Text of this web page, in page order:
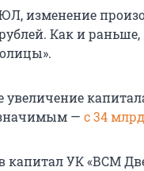
изменение
Как и
— с 34
капитал УК «ВСМ